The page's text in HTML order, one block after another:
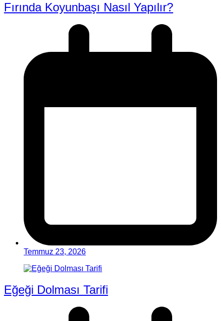
Fırında Koyunbaşı Nasıl Yapılır?
Temmuz 23, 2026
Eğeği Dolması Tarifi